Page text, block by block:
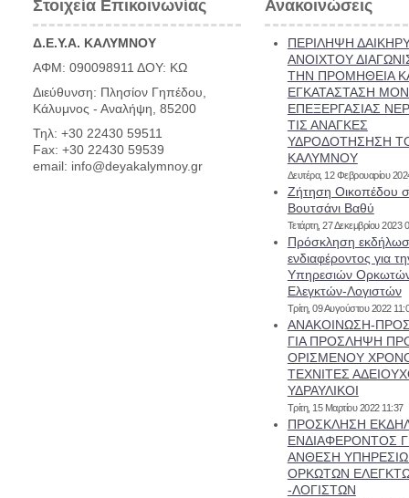
Στοιχεία Επικοινωνίας
Δ.Ε.Υ.Α. ΚΑΛΥΜΝΟΥ
ΑΦΜ: 090098911 ΔΟΥ: ΚΩ
Διεύθυνση: Πλησίον Γηπέδου,
Κάλυμνος - Αναλήψη, 85200
Τηλ: +30 22430 59511
Fax: +30 22430 59539
email: info@deyakalymnoy.gr
Ανακοινώσεις
ΠΕΡΙΛΗΨΗ
ΑΝΟΙΧΤΟΥ
ΤΗΝ ΠΡΟΜΗΘΕΙΑ
ΕΓΚΑΤΑΣΤΑΣΗ
ΕΠΕΞΕΡΓΑΣΙΑΣ
ΤΙΣ ΑΝΑΓΚΕΣ
ΥΔΡΟΔΟΤΗΣΗΣΗ
ΚΑΛΥΜΝΟΥ
Δευτέρα, 12 Φεβρουαρίου
Ζήτηση Οικοπέδου
Βουτσάνι Βαθύ
Τετάρτη, 27 Δεκεμβρίου 2023
Πρόσκληση
ενδιαφέροντος για
Υπηρεσιών
Ελεγκτών-Λογιστών
Τρίτη, 09 Αυγούστου 2022
ΑΝΑΚΟΙΝΩΣΗ-
ΓΙΑ ΠΡΟΣΛΗΨΗ
ΟΡΙΣΜΕΝΟΥ
ΤΕΧΝΙΤΕΣ
ΥΔΡΑΥΛΙΚΟΙ
Τρίτη, 15 Μαρτίου 2022 11:37
ΠΡΟΣΚΛΗΣΗ
ΕΝΔΙΑΦΕΡΟΝΤΟΣ
ΑΝΘΕΣΗ
ΟΡΚΩΤΩΝ
-ΛΟΓΙΣΤΩΝ